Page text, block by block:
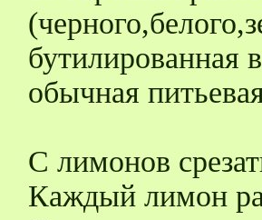
бутилированная
обычная
С лимонов
Каждый лимон